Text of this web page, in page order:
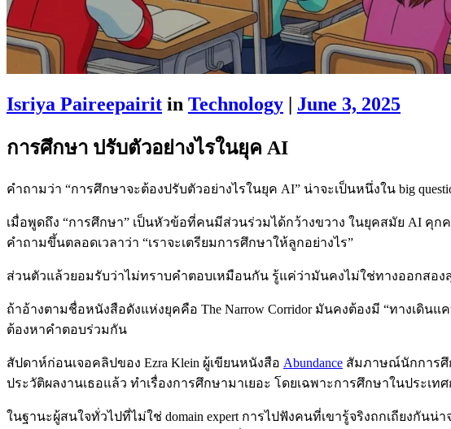
Isriya Paireepairit in Technology | June 3, 2025
การศึกษา ปรับตัวอย่างไรในยุค AI
คำถามว่า “การศึกษาจะต้องปรับตัวอย่างไรในยุค AI” น่าจะเป็นหนึ่งใน big
เมื่อพูดถึง “การศึกษา” เป็นหัวข้อที่คนมีส่วนร่วมได้กว้างขวาง ในยุคสมัย AI คุ
คำถามขึ้นตลอดเวลาว่า “เราจะเตรียมการศึกษาให้ลูกอย่างไร”
ส่วนตัวแล้วยอมรับว่าไม่ทราบคำตอบเหมือนกัน รู้แค่ว่ามันคงไม่ใช่ทางออกสอ
ถ้าอ้างตามชื่อหนังสือดังแห่งยุคคือ The Narrow Corridor มันคงต้องมี “ทางเดิน
ต้องหาคำตอบร่วมกัน
สัปดาห์ก่อนเจอคลิปของ Ezra Klein ผู้เขียนหนังสือ Abundance สัมภาษณ์นักการศึ
ประวัติผลงานเธอแล้ว ทำเรื่องการศึกษามาเยอะ โดยเฉพาะการศึกษาในประ
ในฐานะผู้สนใจทั่วไปที่ไม่ใช่ domain expert การไปฟังคนที่เขารู้จริงถกเถียงกั